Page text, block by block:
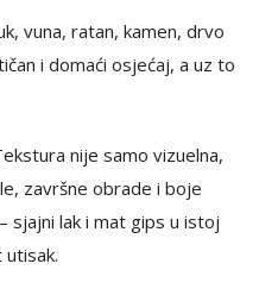
vuna, ratan, kamen, drvo
i domaći osjećaj, a uz to
nije samo vizuelna,
završne obrade i boje
sjajni lak i mat gips u istoj